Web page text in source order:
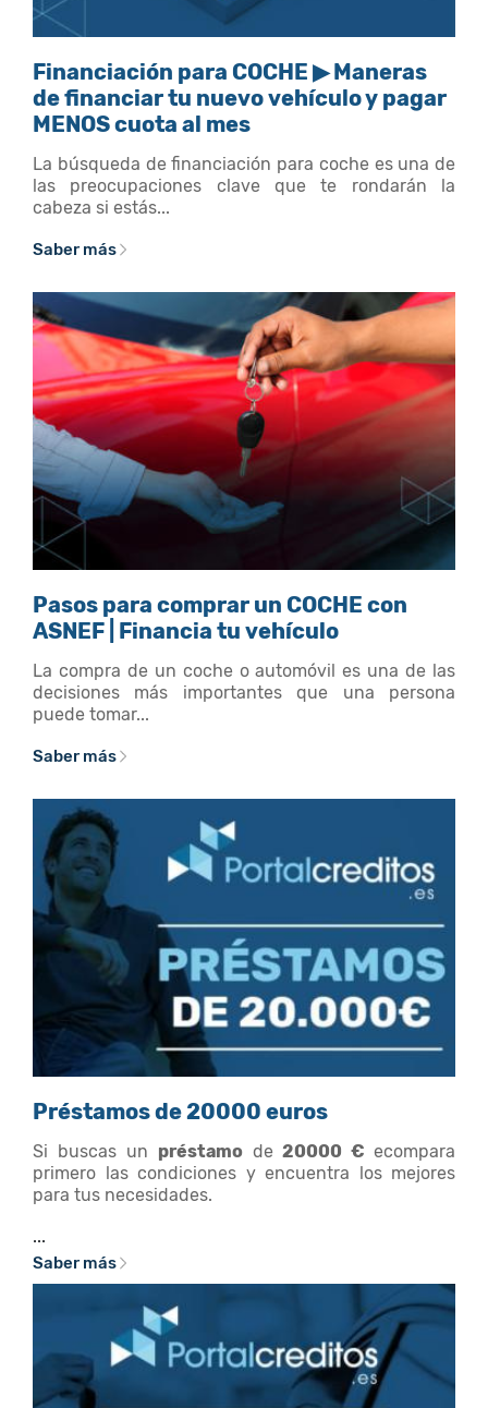
Financiación para COCHE ▶ Maneras
de financiar tu nuevo vehículo y pagar
MENOS cuota al mes
La búsqueda de financiación para coche es una de
las preocupaciones clave que te rondarán la
cabeza si estás...
Saber más
Pasos para comprar un COCHE con
ASNEF | Financia tu vehículo
La compra de un coche o automóvil es una de las
decisiones más importantes que una persona
puede tomar...
Saber más
Préstamos de 20000 euros
Si buscas un préstamo de20000 €ecompara
primero las condiciones y encuentra los mejores
para tus necesidades.
...
Saber más